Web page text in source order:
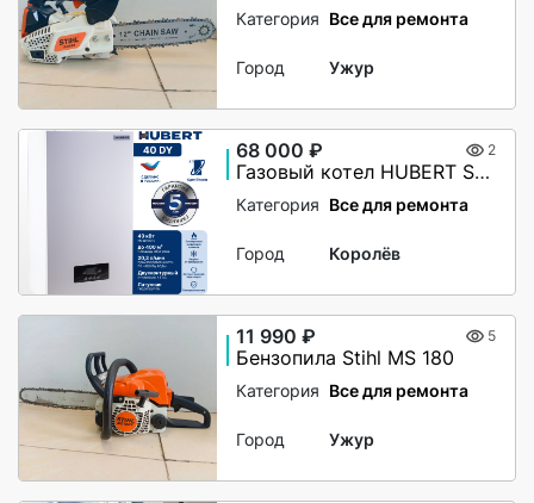
Категория Все для ремонта
Город Ужур
68 000 ₽ 2
Газовый котел HUBERT Smart AGB 40DY настенный двухконтурный
Категория Все для ремонта
Город Королёв
11 990 ₽ 5
Бензопила Stihl MS 180
Категория Все для ремонта
Город Ужур